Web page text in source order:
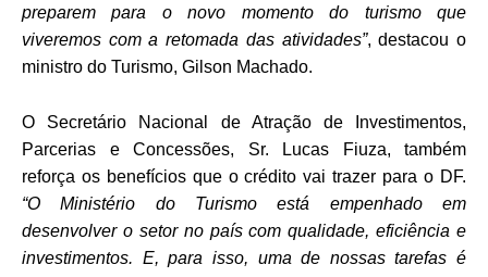
preparem para o novo momento do turismo que
viveremos com a retomada das atividades”, destacou o
ministro do Turismo, Gilson Machado.
O Secretário Nacional de Atração de Investimentos,
Parcerias e Concessões, Sr. Lucas Fiuza, também
reforça os benefícios que o crédito vai trazer para o DF.
“O Ministério do Turismo está empenhado em
desenvolver o setor no país com qualidade, eficiência e
investimentos. E, para isso, uma de nossas tarefas é